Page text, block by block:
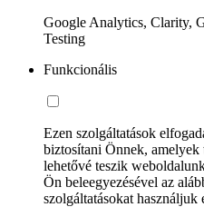
Google Analytics, Clarity,
Testing
Funkcionális
Ezen szolgáltatások
biztosítani Önnek,
lehetővé teszik
Ön beleegyezésével az
szolgáltatásokat használjuk